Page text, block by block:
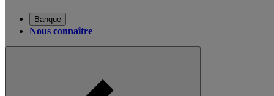
Banque
Nous connaître